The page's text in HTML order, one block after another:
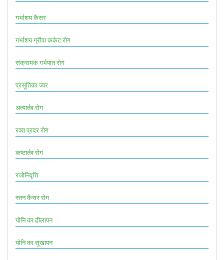
गर्भाशय कैंसर
गर्भाशय ग्रीवा कर्कट रोग
संक्रामक गर्भपात रोग
प्रसूतिका ज्वर
अत्यार्तव रोग
रक्त प्रदर रोग
कष्टार्तव रोग
रजोनिवृत्ति
स्तन कैंसर रोग
योनि का ढीलापन
योनि का सूखापन